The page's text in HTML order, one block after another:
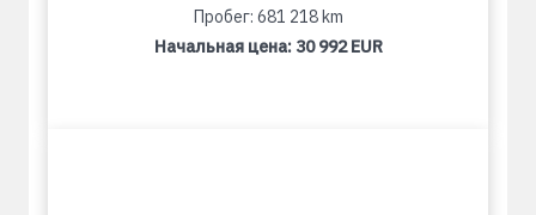
Пробег: 681 218 km
Начальная цена: 30 992 EUR